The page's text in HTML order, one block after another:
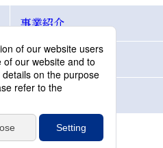
事業紹介
Topics
お問合せ
サイトマップ